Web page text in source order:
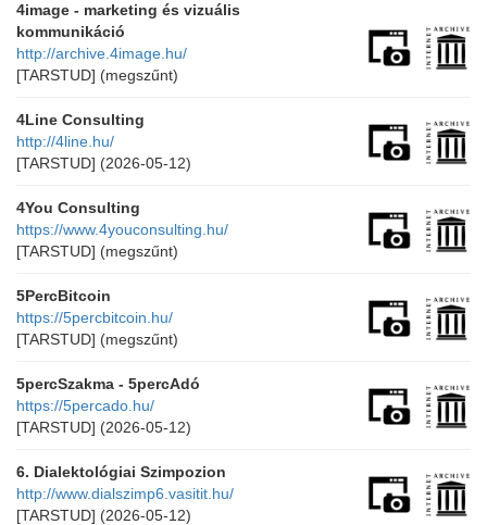
4image - marketing és vizuális
kommunikáció
http://archive.4image.hu/
[TARSTUD] (megszűnt)
4Line Consulting
http://4line.hu/
[TARSTUD] (2026-05-12)
4You Consulting
https://www.4youconsulting.hu/
[TARSTUD] (megszűnt)
5PercBitcoin
https://5percbitcoin.hu/
[TARSTUD] (megszűnt)
5percSzakma - 5percAdó
https://5percado.hu/
[TARSTUD] (2026-05-12)
6. Dialektológiai Szimpozion
http://www.dialszimp6.vasitit.hu/
[TARSTUD] (2026-05-12)